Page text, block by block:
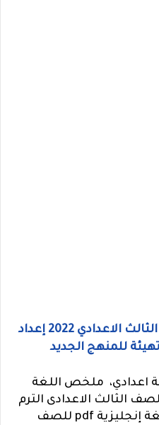
مذكرة لغة انجليزية للصف الثالث الاعدادي 2022 إعداد
للمنهج الجديد
اعدادي، ملخص اللغة
الثالث الاعدادى الترم
الاول 2022 ، كتاب معاصر لغة إنجليزية pdf للصف